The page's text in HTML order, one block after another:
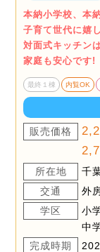
本納小学校、本
子育て世代に嬉
対面式キッチン
家庭も安心です!
最終１棟 内覧OK
販売価格
所在地
千
交通
外
学区
小
中
完成時期